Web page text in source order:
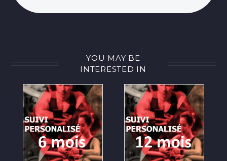
YOU MAY BE
INTERESTED IN